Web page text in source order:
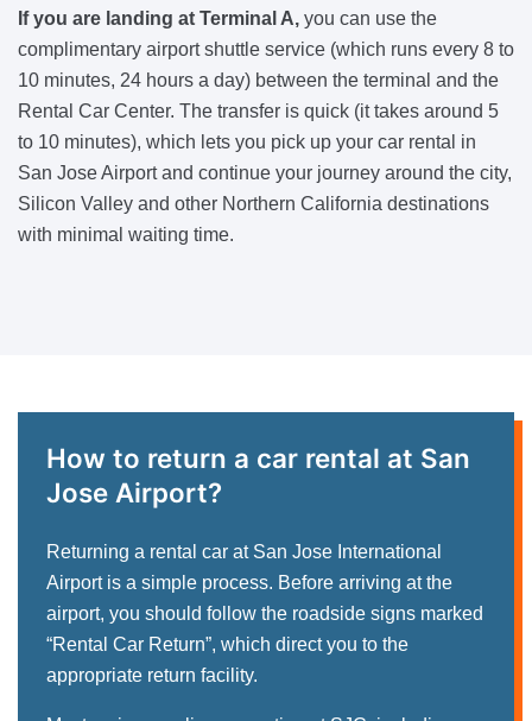
If you are landing at Terminal A, you can use the
complimentary airport shuttle service (which runs every 8 to
10 minutes, 24 hours a day) between the terminal and the
Rental Car Center. The transfer is quick (it takes around 5
to 10 minutes), which lets you pick up your car rental in
San Jose Airport and continue your journey around the city,
Silicon Valley and other Northern California destinations
with minimal waiting time.
How to return a car rental at San
Jose Airport?
Returning a rental car at San Jose International
Airport is a simple process. Before arriving at the
airport, you should follow the roadside signs marked
“Rental Car Return”, which direct you to the
appropriate return facility.